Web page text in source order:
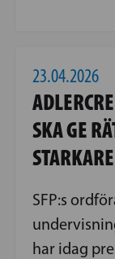
23.04.2026
SKA GE
SFP:s
har idag